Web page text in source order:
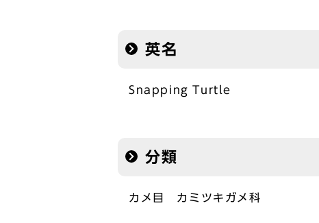
英名
Snapping Turtle
分類
カメ目 カミツキガメ科